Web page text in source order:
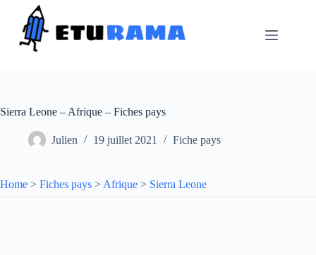
contenu
Sierra Leone – Afrique – Fiches pays
Julien 19 juillet 2021 Fiche pays
Home > Fiches pays > Afrique > Sierra Leone